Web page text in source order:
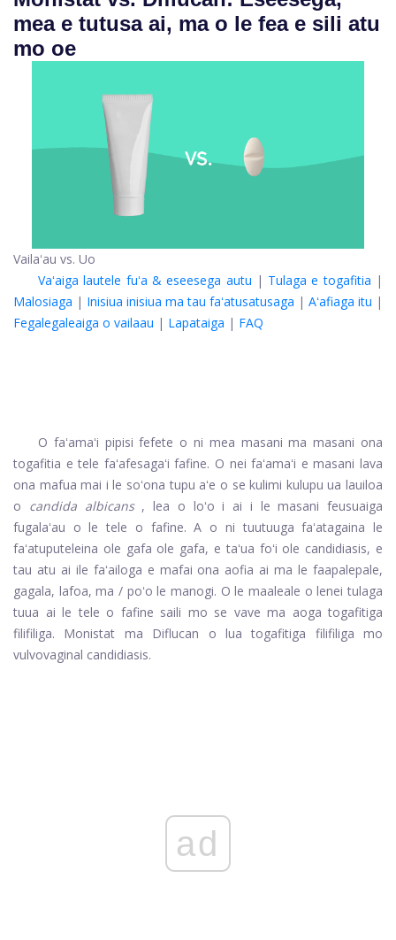
mea e tutusa ai, ma o le fea e sili atu
mo oe
Vailaʻau vs. Uo
Vaʻaiga lautele fuʻa & eseesega autu | Tulaga e togafitia |
Malosiaga | Inisiua inisiua ma tau faʻatusatusaga | Aʻafiaga itu |
Fegalegaleaiga o vailaau | Lapataiga | FAQ
O faʻamaʻi pipisi fefete o ni mea masani ma masani ona
togafitia e tele faʻafesagaʻi fafine. O nei faʻamaʻi e masani lava
ona mafua mai i le soʻona tupu aʻe o se kulimi kulupu ua lauiloa
o candida albicans, lea o loʻo i ai i le masani feusuaiga
fugalaʻau o le tele o fafine. A o ni tuutuuga faʻatagaina le
faʻatuputeleina ole gafa ole gafa, e taʻua foʻi ole candidiasis, e
tau atu ai ile faʻailoga e mafai ona aofia ai ma le faapalepale,
gagala, lafoa, ma / poʻo le manogi. O le maaleale o lenei tulaga
tuua ai le tele o fafine saili mo se vave ma aoga togafitiga
filifiliga. Monistat ma Diflucan o lua togafitiga filifiliga mo
vulvovaginal candidiasis.
ad